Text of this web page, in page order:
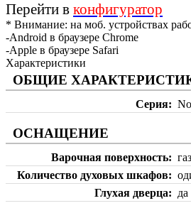
Перейти в конфигуратор
* Внимание: на моб. устройствах
-Android в браузере Chrome
-Apple в браузере Safari
Характеристики
ОБЩИЕ
Серия
ОСНАЩЕНИЕ
Варочная поверхность
Количество духовых шкафов
Глухая дверца
да